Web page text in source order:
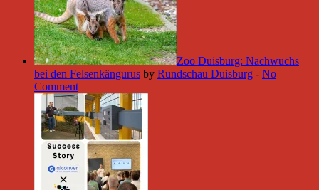
Zoo Duisburg: Nachwuchs
bei den Felsenkängurus by Rundschau Duisburg - No
Comment